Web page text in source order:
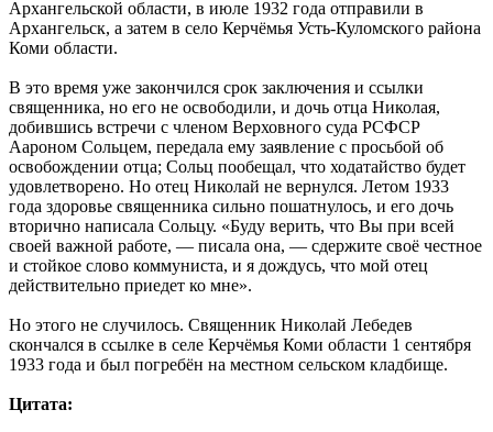
Архангельской области, в июле 1932 года отправили в
Архангельск, а затем в село Керчёмья Усть-Куломского района
Коми области.
В это время уже закончился срок заключения и ссылки
священника, но его не освободили, и дочь отца Николая,
добившись встречи с членом Верховного суда РСФСР
Аароном Сольцем, передала ему заявление с просьбой об
освобождении отца; Сольц пообещал, что ходатайство будет
удовлетворено. Но отец Николай не вернулся. Летом 1933
года здоровье священника сильно пошатнулось, и его дочь
вторично написала Сольцу. «Буду верить, что Вы при всей
своей важной работе, — писала она, — сдержите своё честное
и стойкое слово коммуниста, и я дождусь, что мой отец
действительно приедет ко мне».
Но этого не случилось. Священник Николай Лебедев
скончался в ссылке в селе Керчёмья Коми области 1 сентября
1933 года и был погребён на местном сельском кладбище.
Цитата: